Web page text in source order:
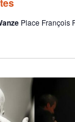
Place François